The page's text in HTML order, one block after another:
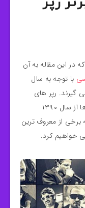
این مقاله به آن
با توجه به سال
گیرند. رپر های
نسل سوم، خوانندگانی هستند که اکثر آن ها از سال ۱۳۹۰
برخی از معروف ترین
خواهیم کرد.